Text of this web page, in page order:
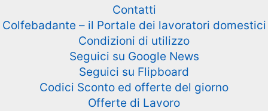
Contatti
Colfebadante – il Portale dei lavoratori domestici
Condizioni di utilizzo
Seguici su Google News
Seguici su Flipboard
Codici Sconto ed offerte del giorno
Offerte di Lavoro